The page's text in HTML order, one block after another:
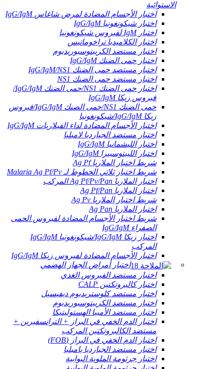
الاستوائية
اختبار الأجسام المضادة لمرض شاغاس IgG/IgM
اختبار شيكونغونيا IgG/IgM
اختبار IgM لفيروس شيكونغونيا
اختبار الكلاميديا ​​تراخوماتيس
اختبار مستضد الكريبتوسبوريديوم
اختبار حمى الضنك IgG/IgM
اختبار مستضد حمى الضنك IgG/IgM/NS1
اختبار مستضد حمى الضنك NS1
اختبار حمى الضنك NS1/حمى الضنك IgG/IgM/
فيروس زيكا IgG/IgM
حمى الضنك NS1/حمى الضنك IgG/IgM/فيروس
زيكا IgG/IgM/شيكونغونيا
اختبار الأجسام المضادة لداء الفيلاريات IgG/IgM
اختبار مستضد الجيارديا لامبليا
اختبار الليشمانيا IgG/IgM
اختبار الليبتوسبيرا IgG/IgM
شريط اختبار الملاريا Ag Pf
شريط اختبار ثلاثي الخطوط لـ Malaria Ag Pf/Pv
اختبار الملاريا Ag Pf/Pv/Pan المركب
اختبار الملاريا Ag Pf/Pan
شريط اختبار الملاريا Ag Pv
اختبار الملاريا Ag Pan
شريط اختبار الأجسام المضادة لفيروس الحمى
الصفراء IgG/IgM
اختبار زيكا IgG/IgM/شيكونغونيا IgG/IgM
المركب
اختبار الأجسام المضادة لفيروس زيكا IgG/IgM
اختبار أمراض الجهاز الهضمي
اختبار مستضد الفيروس الغدي
اختبار كالبروتكتين CALP
اختبار مستضد كلوستريديوم ديفيسيل
اختبار مستضد الكريبتوسبوريديوم
اختبار مستضد الأميبا الهستوليتيكا
اختبار الدم الخفي في البراز + الترانسفيرين +
مستضد الكالبروتكتين المركب
اختبار الدم الخفي في البراز (FOB)
اختبار مستضد الجيارديا يامبليا
اختبار جرثومة الملوية البوابية